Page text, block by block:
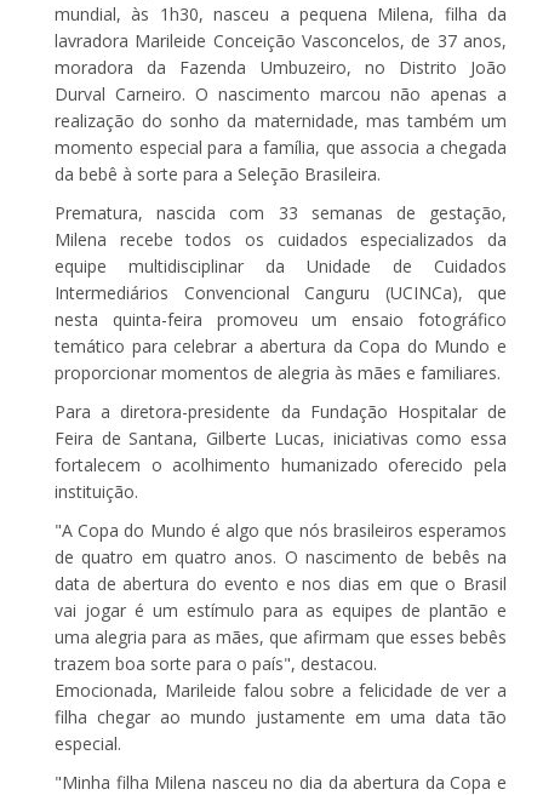
mundial, às 1h30, nasceu a pequena Milena, filha da
lavradora Marileide Conceição Vasconcelos, de 37 anos,
moradora da Fazenda Umbuzeiro, no Distrito João
Durval Carneiro. O nascimento marcou não apenas a
realização do sonho da maternidade, mas também um
momento especial para a família, que associa a chegada
da bebê à sorte para a Seleção Brasileira.
Prematura, nascida com 33 semanas de gestação,
Milena recebe todos os cuidados especializados da
equipe multidisciplinar da Unidade de Cuidados
Intermediários Convencional Canguru (UCINCa), que
nesta quinta-feira promoveu um ensaio fotográfico
temático para celebrar a abertura da Copa do Mundo e
proporcionar momentos de alegria às mães e familiares.
Para a diretora-presidente da Fundação Hospitalar de
Feira de Santana, Gilberte Lucas, iniciativas como essa
fortalecem o acolhimento humanizado oferecido pela
instituição.
"A Copa do Mundo é algo que nós brasileiros esperamos
de quatro em quatro anos. O nascimento de bebês na
data de abertura do evento e nos dias em que o Brasil
vai jogar é um estímulo para as equipes de plantão e
uma alegria para as mães, que afirmam que esses bebês
trazem boa sorte para o país", destacou.
Emocionada, Marileide falou sobre a felicidade de ver a
filha chegar ao mundo justamente em uma data tão
especial.
"Minha filha Milena nasceu no dia da abertura da Copa e